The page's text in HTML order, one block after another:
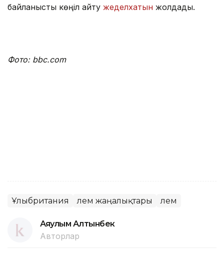
байланысты көңіл айту жеделхатын жолдады.
Фото: bbc.com
Ұлыбритания Әлем жаңалықтары Әлем
Аяулым Алтынбек
Авторлар